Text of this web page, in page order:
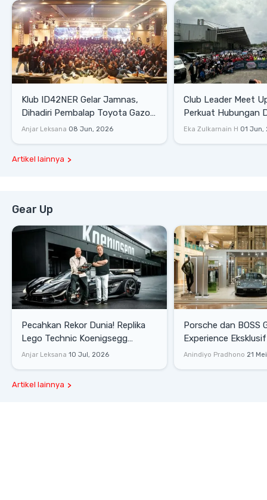
Klub ID42NER Gelar Jamnas,
Dihadiri Pembalap Toyota Gazoo
Racing
Anjar Leksana 08 Jun, 2026
Club Leader Meet
Perkuat Hubungan
Dengan Komunitas
Eka Zulkarnain H 01 Jun,
Artikel lainnya
Gear Up
Pecahkan Rekor Dunia! Replika
Lego Technic Koenigsegg
Sadair's Spear Ukuran Asli Sukses
Anjar Leksana 10 Jul, 2026
Porsche dan BOSS
Experience
Senayan, Hadirkan
Anindiyo Pradhono 21
Artikel lainnya